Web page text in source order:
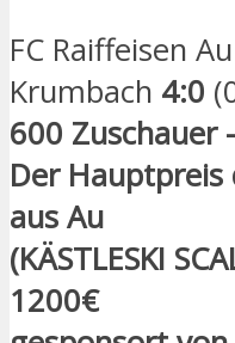
FC Raiffeisen
Krumbach 4:0
600 Zuschauer
Der
aus Au
(KÄSTLESKI
1200€